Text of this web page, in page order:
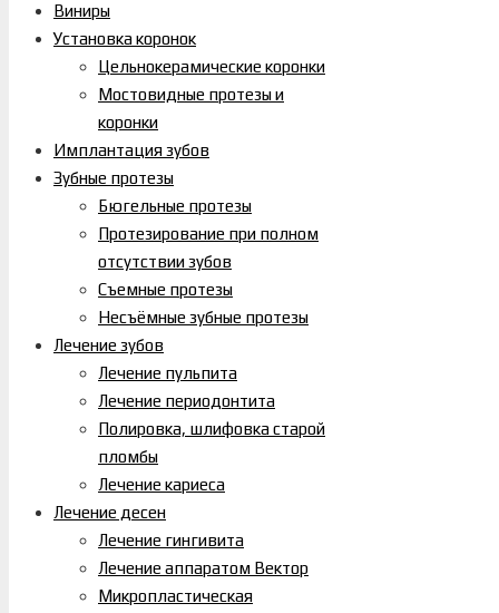
Виниры
Установка коронок
Цельнокерамические коронки
Мостовидные протезы и
коронки
Имплантация зубов
Зубные протезы
Бюгельные протезы
Протезирование при полном
отсутствии зубов
Съемные протезы
Несъёмные зубные протезы
Лечение зубов
Лечение пульпита
Лечение периодонтита
Полировка, шлифовка старой
пломбы
Лечение кариеса
Лечение десен
Лечение гингивита
Лечение аппаратом Вектор
Микропластическая